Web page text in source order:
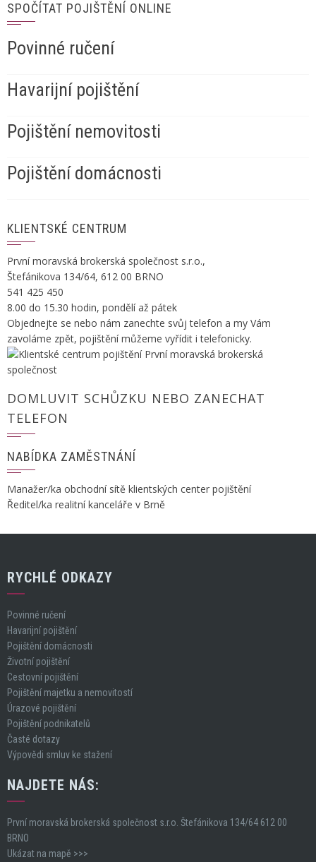
SPOČÍTAT POJIŠTĚNÍ ONLINE
Povinné ručení
Havarijní pojištění
Pojištění nemovitosti
Pojištění domácnosti
KLIENTSKÉ CENTRUM
První moravská brokerská společnost s.r.o.,
Štefánikova 134/64, 612 00 BRNO
541 425 450
8.00 do 15.30 hodin, pondělí až pátek
Objednejte se nebo nám zanechte svůj telefon a my Vám
zavoláme zpět, pojištění můžeme vyřídit i telefonicky.
DOMLUVIT SCHŮZKU NEBO ZANECHAT
TELEFON
NABÍDKA ZAMĚSTNÁNÍ
Manažer/ka obchodní sítě klientských center pojištění
Ředitel/ka realitní kanceláře v Brně
RYCHLÉ ODKAZY
Povinné ručení
Havarijní pojištění
Pojištění domácnosti
Životní pojištění
Cestovní pojištění
Pojištění majetku a nemovitostí
Úrazové pojištění
Pojištění podnikatelů
Časté dotazy
Výpovědi smluv ke stažení
NAJDETE NÁS:
První moravská brokerská společnost s.r.o. Štefánikova 134/64 612 00
BRNO
Ukázat na mapě >>>